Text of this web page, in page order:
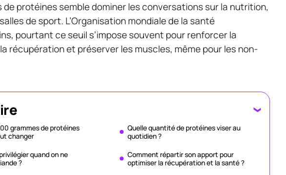
de protéines semble dominer les conversations sur la nutrition,
de sport. L’Organisation mondiale de la santé
pourtant ce seuil s’impose souvent pour renforcer la
récupération et préserver les muscles, même pour les non-
grammes de protéines
changer
quand on ne
?
Quelle quantité de protéines viser au
quotidien ?
Comment répartir son apport pour
optimiser la récupération et la santé ?